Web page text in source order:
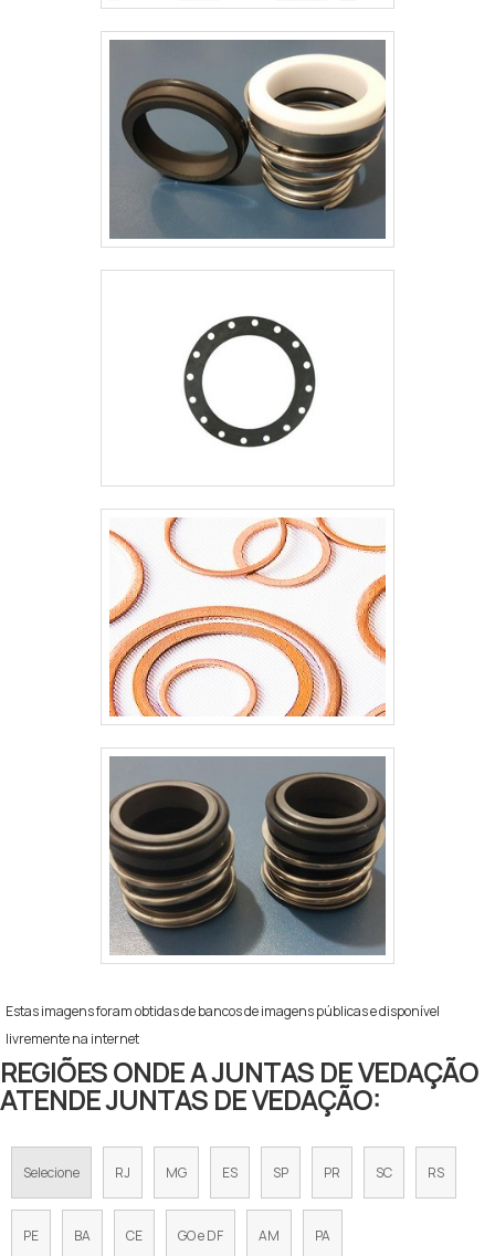
Estas imagens foram obtidas de bancos de imagens públicas e disponível
livremente na internet
REGIÕES ONDE A JUNTAS DE VEDAÇÃO
ATENDE JUNTAS DE VEDAÇÃO:
Selecione RJ MG ES SP PR SC RS
PE BA CE GO e DF AM PA